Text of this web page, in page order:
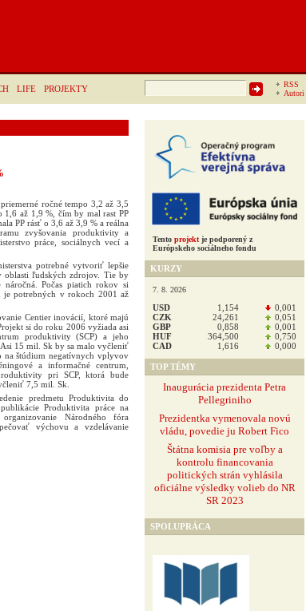
LIFE PROJEKTY
RSS
Autori
Hľadať:
ročné tempo 3,2 až 3,5
1,6 až 1,9 %, čím by mal rast PP
PP rásť o 3,6 až 3,9 % a reálna
zvyšovania produktivity a
práce, sociálnych vecí a
potrebné vytvoriť lepšie
oblasti ľudských zdrojov. Tie by
Počas piatich rokov si
potrebných v rokoch 2001 až
Centier inovácií, ktoré majú
si do roku 2006 vyžiada asi
produktivity (SCP) a jeho
15 mil. Sk by sa malo vyčleniť
na štúdium negatívnych vplyvov
a informačné centrum,
pri SCP, ktorá bude
7,5 mil. Sk.
predmetu Produktivita do
Produktivita práce na
Národného fóra
výchovu a vzdelávanie
Tento projekt je podporený z
Európskeho sociálneho fondu
KURZY
7. 8. 2026
USD 1,154
0,001
CZK
24,261
0,051
GBP
0,858
0,001
HUF
364,500
0,750
CAD
1,616 0,000
TOP TÉMY
Inaugurácia prezidenta Petra
Pellegriniho
Prezidentka vymenovala novú
vládu, povedie ju Robert Fico
Štátna komisia pre voľby a
kontrolu financovania
politických strán vyhlásila
oficiálne výsledky volieb do NR
SR 2023
SPOLUPRÁCA